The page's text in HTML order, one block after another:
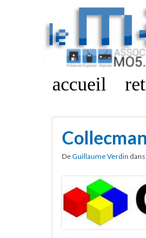
accueil
DeGuillaume Verdin